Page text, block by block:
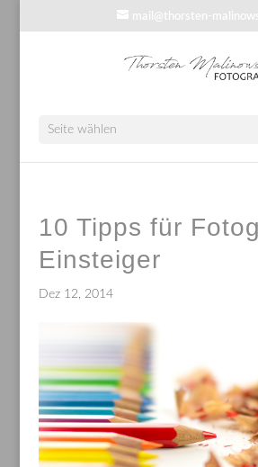
mail@thorsten-
Seite wählen
10 Tipps für
Einsteiger
Dez 12, 2014